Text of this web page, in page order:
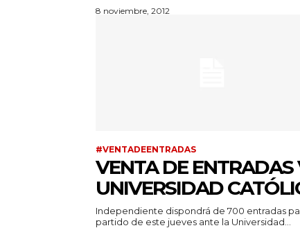
8 noviembre, 2012
#VENTADEENTRADAS
VENTA DE ENTRADAS
UNIVERSIDAD
Independiente dispondrá de 700 entradas
partido de este jueves ante la Universidad...